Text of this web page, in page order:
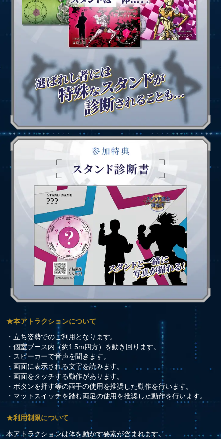
★本アトラクションについて
・立ち姿勢でのご利用となります。
・個室ブース内（約1.5m四方）を動き回ります。
・スピーカーで音声を聞きます。
・画面に表示される文字を読みます。
・画面をタッチする動作があります。
・ボタンを押す等の両手の使用を推奨した動作を行います。
・マットスイッチを踏む両足の使用を推奨した動作を行います。
★利用制限について
本アトラクションは体を動かす要素が含まれます。